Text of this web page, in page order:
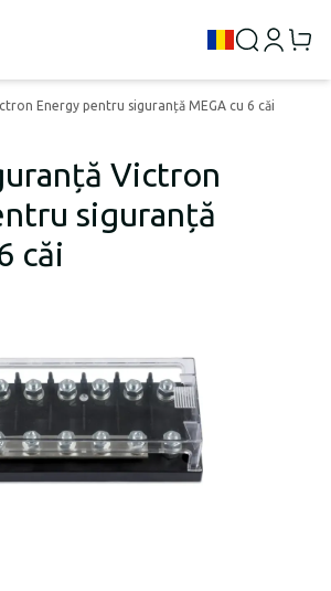
Energy pentru siguranță MEGA cu 6 căi
Victron
siguranță
căi